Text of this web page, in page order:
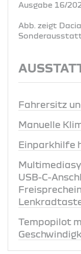
Ausgabe 16/
Abb. zeigt
Fahrersitz
Manuelle
Einparkhilfe
USB-C-
Tempopilot